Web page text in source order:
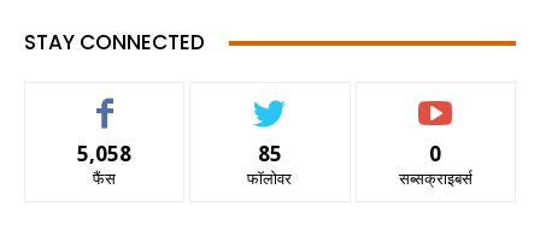
STAY CONNECTED
5,058
फैंस
85
फॉलोवर
0
सब्सक्राइबर्स